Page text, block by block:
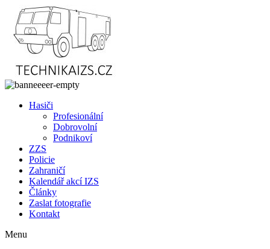
Přejít
obsahu
Hasiči
Profesionální
Dobrovolní
Podnikoví
ZZS
Policie
Zahraničí
Kalendář akcí IZS
Články
Zaslat fotografie
Kontakt
Menu